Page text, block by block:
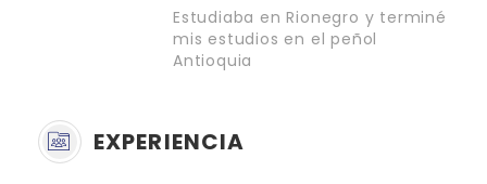
Estudiaba en Rionegro y terminé
mis estudios en el peñol
Antioquia
EXPERIENCIA